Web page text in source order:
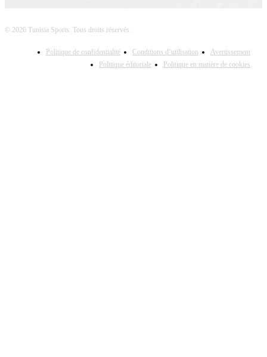
© 2026 Tunisia Sports. Tous droits réservés.
Politique de confidentialité Conditions d’utilisation
Avertissement
Politique éditoriale
Politique en matière de cookies